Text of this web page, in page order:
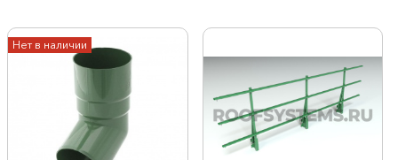
Нет в наличии